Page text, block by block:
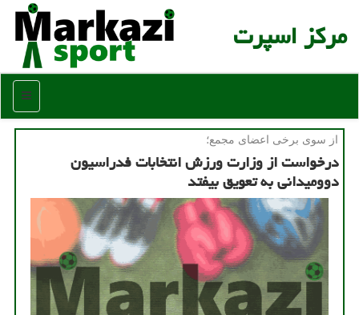
مركز اسپرت
منو
از سوی برخی اعضای مجمع؛
درخواست از وزارت ورزش انتخابات فدراسیون
دوومیدانی به تعویق بیفتد